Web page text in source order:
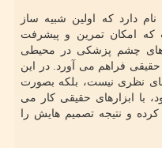
محصول شاخص این شرکت OpSim نام دارد که اولین شبیه ساز
امکان تمرین و پیشرفت
های چشم پزشکی در محیطی
حقیقی فراهم می آورد. در این
نظری نیست، بلکه بصورت
با ابزارهای حقیقی کار می
و نتیجه تصمیم هایش را